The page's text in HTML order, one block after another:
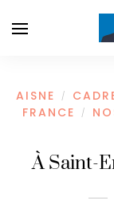
AISNE /
FRANCE /
À Saint-